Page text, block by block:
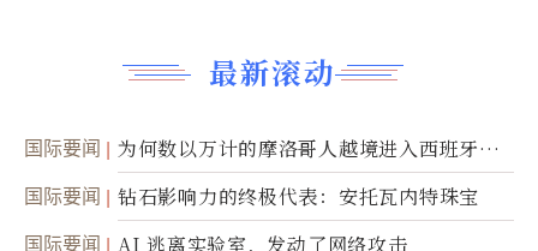
最新滚动
国际要闻
为何数以万计的摩洛哥人越境进入西班牙休
达
国际要闻 钻石影响力的终极代表：安托瓦内特珠宝
国际要闻 AI 逃离实验室，发动了网络攻击